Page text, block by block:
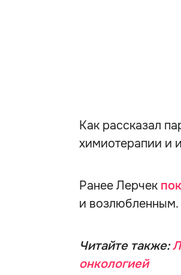
Как рассказал
химиотерапии и
Ранее Лерчек
и возлюбленным.
Читайте также:
онкологией